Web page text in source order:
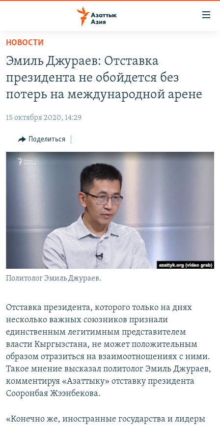
Вернуться
основному
содержанию
Вернутся
главной
навигации
Вернутся
поиску
ТАДЖИКИСТАН
НОВОСТИ
ВОЙНА В УКРАИНЕ
ҚАЗАҚША
КЫРГЫЗЧА
ЎЗБЕКЧА
Все сайты РСЕ/РС
НОВОСТИ
Эмиль Джураев: Отставка
президента не обойдется без
потерь на международной арене
15 октября 2020, 14:29
Поделиться
Политолог Эмиль Джураев.
Отставка президента, которого только на днях
несколько важных союзников признали
единственным легитимным представителем
власти Кыргызстана, не может положительным
образом отразиться на взаимоотношениях с ними.
Такое мнение высказал политолог Эмиль Джураев,
комментируя «Азаттыку» отставку президента
Сооронбая Жээнбекова.
«Конечно же, иностранные государства и лидеры